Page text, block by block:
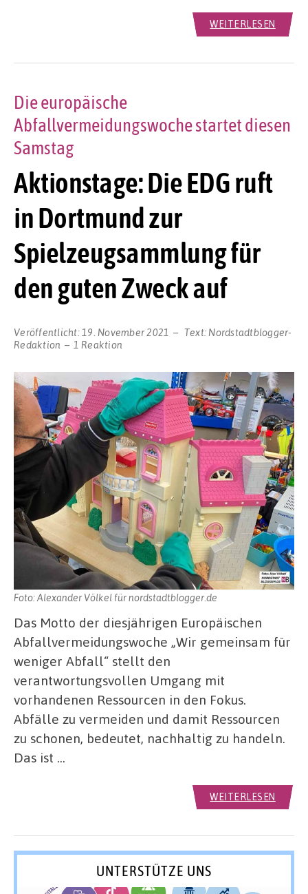
WEITERLESEN
Aktionstage: Die EDG ruft
in Dortmund zur
Spielzeugsammlung für
den guten Zweck auf
Die europäische
Abfallvermeidungswoche startet diesen
Samstag
Veröffentlicht: 19. November 2021 Text: Nordstadtblogger-
Redaktion
1 Reaktion
Foto: Alexander Völkel für nordstadtblogger.de
Das Motto der diesjährigen Europäischen
Abfallvermeidungswoche „Wir gemeinsam für
weniger Abfall“ stellt den
verantwortungsvollen Umgang mit
vorhandenen Ressourcen in den Fokus.
Abfälle zu vermeiden und damit Ressourcen
zu schonen, bedeutet, nachhaltig zu handeln.
Das ist …
WEITERLESEN
UNTERSTÜTZE UNS